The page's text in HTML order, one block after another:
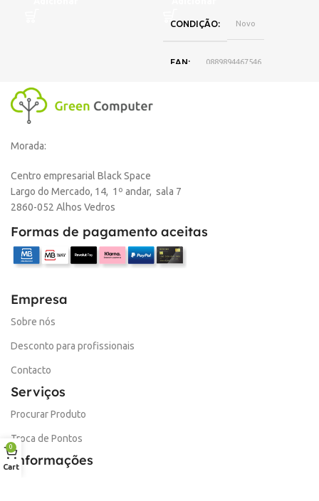
CONDIÇÃO Novo
EAN 0889894467546
MARCA
Morada:
Centro empresarial Black Space
Largo do Mercado, 14, 1º andar, sala 7
2860-052 Alhos Vedros
Formas de pagamento aceitas
Empresa
Sobre nós
Desconto para profissionais
Contacto
Serviços
Procurar Produto
Troca de Pontos
Informações
0
Cart